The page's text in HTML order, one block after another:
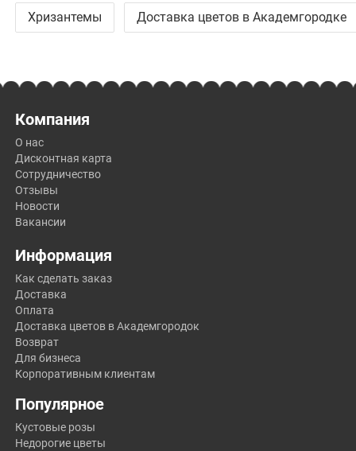
Хризантемы Доставка цветов в Академгородке
Компания
О нас
Дисконтная карта
Сотрудничество
Отзывы
Новости
Вакансии
Информация
Как сделать заказ
Доставка
Оплата
Доставка цветов в Академгородок
Возврат
Для бизнеса
Корпоративным клиентам
Популярное
Кустовые розы
Недорогие цветы